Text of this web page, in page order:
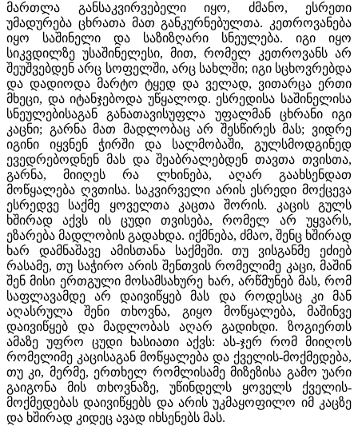
მართლა განსაკვირვებელი იყო, ძმანო, ესრეთი
უმადურება ცხრათა მათ განკურნებულთა. კეთროვანება
იყო საშინელი და საზიზღარი სნეულება. იგი იყო
სიკვდილზე უსაშინელესი, მით, რომელ კეთროვანს არ
შეუშვებდენ არც სოფელში, არც სახლში; იგი სცხოვრებდა
და დადიოდა მარტო ტყედ და ველად, ვითარცა ერთი
მხეცი, და იტანჯებოდა უწყალოდ. ესრედისა საშინელისა
სნეულებისაგან განათავისუფლა უფალმან ცხრანი იგი
კაცნი; გარნა მათ მადლობაც არ შესწირეს მას; ვიდრე
იგინი იყვნენ ჭირში და სალმობაში, გულსმოდგინედ
ევედრებოდნენ მას და შეაბრალებდენ თავთა თვისთა,
გარნა, მიიღეს რა ლხინება, აღარ გაახსენდათ
მოწყალება ღვთისა. საკვირველი არის ესრედი მოქცევა
ესრედვე საქმე ყოველთა კაცთა შორის. კაცის გულს
ხშირად აქვს ის ცუდი თვისება, რომელ არ უყვარს,
ეზარება მადლობის გადახდა. იქმნება, ძმაო, შენც ხშირად
ხარ დამნაშავე ამისთანა საქმეში. თუ ვისგანმე ეძიებ
რასამე, თუ საჭირო არის შენთვის რომელიმე კაცი, მაშინ
შენ მისი ერთგული მოსამსახურე ხარ, არწმუნებ მას, რომ
საფლავამდე არ დაივიწყებ მას და როდესაც კი მან
აღასრულა შენი თხოვნა, გიყო მოწყალება, მაშინვე
დაივიწყებ და მადლობას აღარ გადიხდი. ზოგიერთს
ამაზე უფრო ცუდი ხასიათი აქვს: ას-ჯერ რომ მიიღოს
რომელიმე კაცისაგან მოწყალება და ქველის-მოქმედება,
თუ კი, მერმე, ერთხელ რომლისამე მიზეზისა გამო უარი
გაიგონა მის თხოვნაზე, უწინდელს ყოველს ქველის-
მოქმედებას დაივიწყებს და არის უკმაყოფილო იმ კაცზე
და ხშირად კიდეც ავად იხსენებს მას.